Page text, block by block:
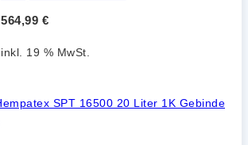
564,99 €
inkl. 19 % MwSt.